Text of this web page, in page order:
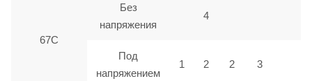
67С
Без
напряжения
4
Под
напряжением
1 2 2 3